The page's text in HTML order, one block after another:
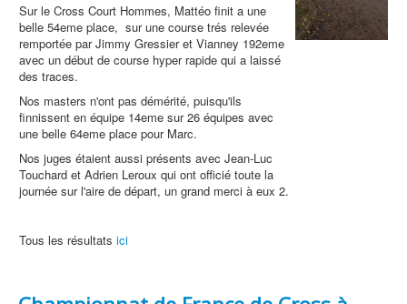
Sur le Cross Court Hommes, Mattéo finit a une
belle 54eme place, sur une course trés relevée
remportée par Jimmy Gressier et Vianney 192eme
avec un début de course hyper rapide qui a laissé
des traces.
Nos masters n'ont pas démérité, puisqu'ils
finnissent en équipe 14eme sur 26 équipes avec
une belle 64eme place pour Marc.
Nos juges étaient aussi présents avec Jean-Luc
Touchard et Adrien Leroux qui ont officié toute la
journée sur l'aire de départ, un grand merci à eux 2.
Tous les résultats ici